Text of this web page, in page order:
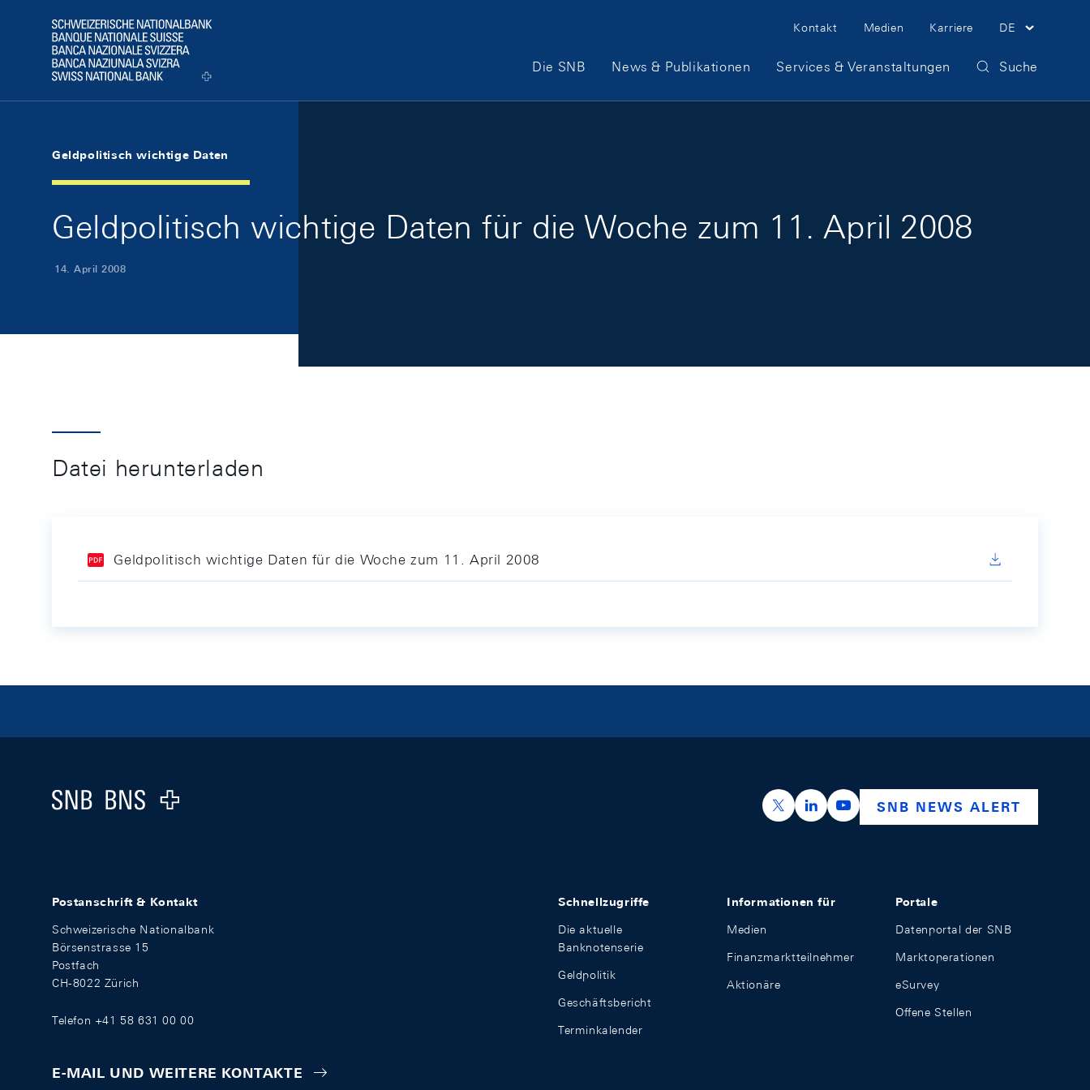
Logo
Meta Navigation
Kontakt Medien Karriere DE
Hauptnavigation
Die SNB News & Publikationen Services & Veranstaltungen Suche
Geldpolitisch wichtige Daten
Geldpolitisch wichtige Daten für die Woche zum 11. April 2008
14. April 2008
Datei herunterladen
Geldpolitisch wichtige Daten für die Woche zum 11. April 2008
Logo
https://x.com/snb_bns
https://ch.linkedin.com/company/swiss-
https://www.youtube.com/
SNB NEWS ALERT
Postanschrift & Kontakt
Schweizerische Nationalbank
Börsenstrasse 15
Postfach
CH-8022 Zürich
Telefon +41 58 631 00 00
E-MAIL UND WEITERE KONTAKTE
Schnellzugriffe
Die aktuelle
Banknotenserie
Geldpolitik
Geschäftsbericht
Terminkalender
Informationen für
Medien
Finanzmarktteilnehmer
Aktionäre
Portale
Datenportal der SNB
Marktoperationen
eSurvey
Offene Stellen